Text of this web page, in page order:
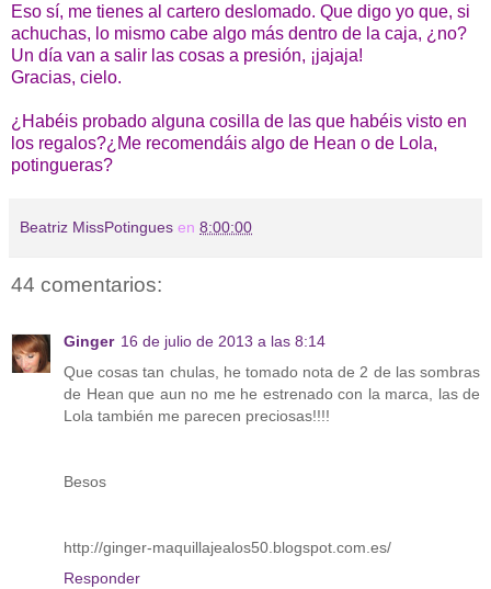
Eso sí, me tienes al cartero deslomado. Que digo yo que, si
achuchas, lo mismo cabe algo más dentro de la caja, ¿no?
Un día van a salir las cosas a presión, ¡jajaja!
Gracias, cielo.
¿Habéis probado alguna cosilla de las que habéis visto en
los regalos?¿Me recomendáis algo de Hean o de Lola,
potingueras?
Beatriz MissPotingues en 8:00:00
44 comentarios:
Ginger 16 de julio de 2013 a las 8:14
Que cosas tan chulas, he tomado nota de 2 de las sombras
de Hean que aun no me he estrenado con la marca, las de
Lola también me parecen preciosas!!!!
Besos
http://ginger-maquillajealos50.blogspot.com.es/
Responder